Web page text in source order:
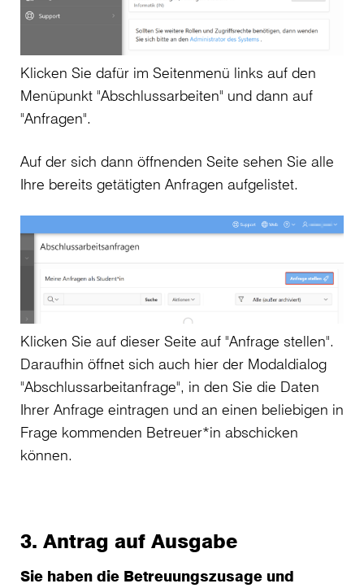
Klicken Sie dafür im Seitenmenü links auf den
Menüpunkt "Abschlussarbeiten" und dann auf
"Anfragen".
Auf der sich dann öffnenden Seite sehen Sie alle
Ihre bereits getätigten Anfragen aufgelistet.
Klicken Sie auf dieser Seite auf "Anfrage stellen".
Daraufhin öffnet sich auch hier der Modaldialog
"Abschlussarbeitanfrage", in den Sie die Daten
Ihrer Anfrage eintragen und an einen beliebigen in
Frage kommenden Betreuer*in abschicken
können.
3. Antrag auf Ausgabe
Sie haben die Betreuungszusage und